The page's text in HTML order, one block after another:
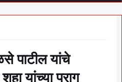
पाटील यांचे
यांच्या पराग